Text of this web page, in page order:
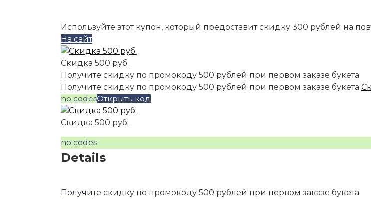
Используйте этот купон, который предоставит скидку 300 рублей на
На сайт
Скидка 500 руб.
Получите скидку по промокоду 500 рублей при первом заказе букета
Получите скидку по промокоду 500 рублей при первом заказе букета
no codesОткрыть код
Скидка 500 руб.
no codes
Details
Получите скидку по промокоду 500 рублей при первом заказе букета